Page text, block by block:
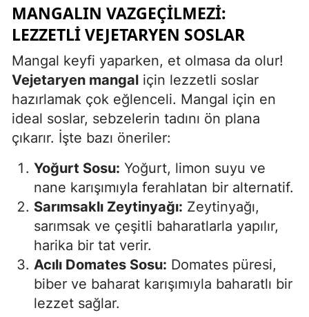
MANGALIN VAZGEÇILMEZI:
LEZZETLI VEJETARYEN SOSLAR
Mangal keyfi yaparken, et olmasa da olur!
Vejetaryen mangal için lezzetli soslar
hazırlamak çok eğlenceli. Mangal için en
ideal soslar, sebzelerin tadını ön plana
çıkarır. İşte bazı öneriler:
Yoğurt Sosu: Yoğurt, limon suyu ve
nane karışımıyla ferahlatan bir alternatif.
Sarımsaklı Zeytinyağı: Zeytinyağı,
sarımsak ve çeşitli baharatlarla yapılır,
harika bir tat verir.
Acılı Domates Sosu: Domates püresi,
biber ve baharat karışımıyla baharatlı bir
lezzet sağlar.